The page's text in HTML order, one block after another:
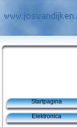
Startpagina
Elektronica